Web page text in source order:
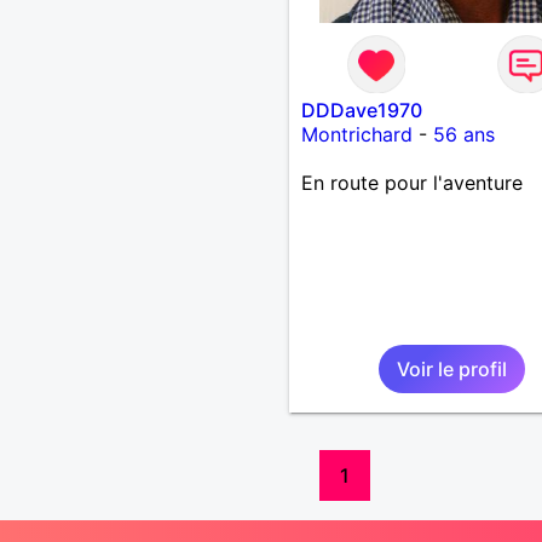
DDDave1970
Montrichard - 56 ans
En route pour l'aventure
Voir le profil
1